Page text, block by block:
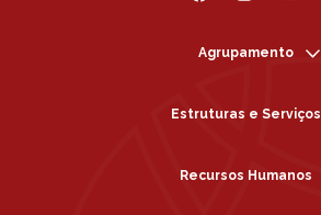
Agrupamento
Estruturas e Serviços
Recursos Humanos